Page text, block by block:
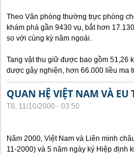
Theo Văn phòng thường trực phòng
khám phá gần 9430 vụ, bắt hơn
so với cùng kỳ năm ngoái.
Tang vật thu giữ được bao gồm 51,26
dược gây nghiện, hơn 66.000 liều ma
QUAN HỆ VIỆT NAM VÀ
T6, 11/10/2000 - 03:50
Năm 2000, Việt Nam và Liên minh
11-2000) và 5 năm ngày ký Hiệp định